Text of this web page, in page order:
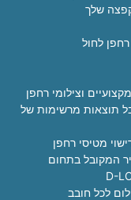
שלך
לחול
תוצאות מרשימות של
מטיסי רחפן
לכל חובב